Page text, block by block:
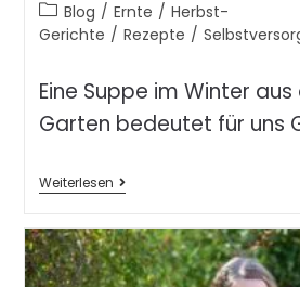
Blog / Ernte / Herbst-
Gerichte / Rezepte /
Eine Suppe im Winter
Garten bedeutet für uns
Weiterlesen